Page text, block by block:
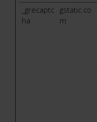
_grecaptc
ha
gstatic.co
m